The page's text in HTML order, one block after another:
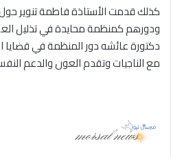
كذلك قدمت الأستاذة فاطمة تنوير
ودورهم كمنظمة محايدة في تذليل
دكتورة عائشه دور المنظمة في قضايا
مع الناجيات وتقدم العون والدعم